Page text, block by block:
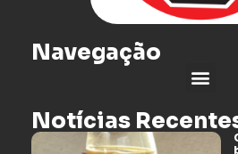
Navegação
Notícias